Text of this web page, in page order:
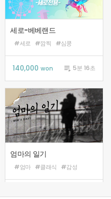
세로-베베랜드
#세로 #깜찍 #심쿵
140,000won 5분 16초
엄마의 일기
#엄마 #클래식 #감성